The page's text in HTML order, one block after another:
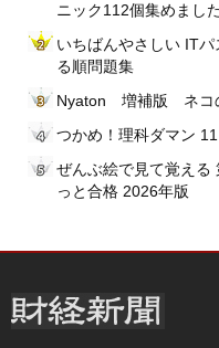
ニック112個集めまし
いちばんやさしい IT
る順問題集
Nyaton 増補版 ネコ
つかめ！理科ダマン
ぜんぶ絵で見て覚える
っと合格 2026年版